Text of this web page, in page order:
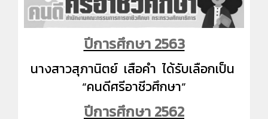
ปีการศึกษา 2563
นางสาวสุภานิตย์ เสือคำ ได้รับเลือกเป็น
“คนดีศรีอาชีวศึกษา”
ปีการศึกษา 2562